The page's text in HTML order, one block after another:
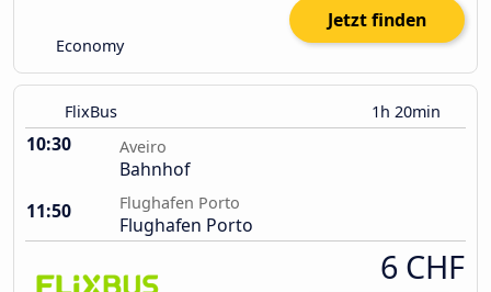
Economy
Jetzt finden
FlixBus 1h 20min
10:30 Aveiro
Bahnhof
11:50
Flughafen Porto
Flughafen Porto
6 CHF